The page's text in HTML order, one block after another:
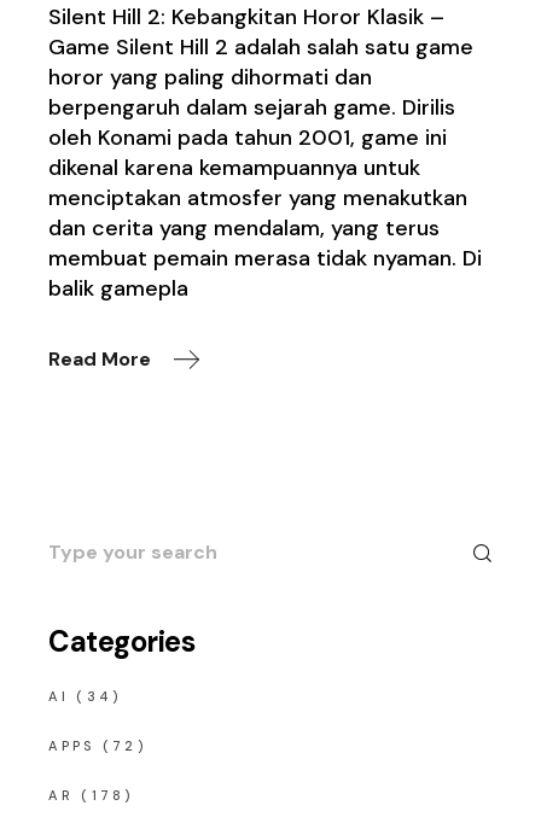
Silent Hill 2: Kebangkitan Horor Klasik –
Game Silent Hill 2 adalah salah satu game
horor yang paling dihormati dan
berpengaruh dalam sejarah game. Dirilis
oleh Konami pada tahun 2001, game ini
dikenal karena kemampuannya untuk
menciptakan atmosfer yang menakutkan
dan cerita yang mendalam, yang terus
membuat pemain merasa tidak nyaman. Di
balik gamepla
Read More
Search
for:
Categories
AI (34)
APPS (72)
AR (178)